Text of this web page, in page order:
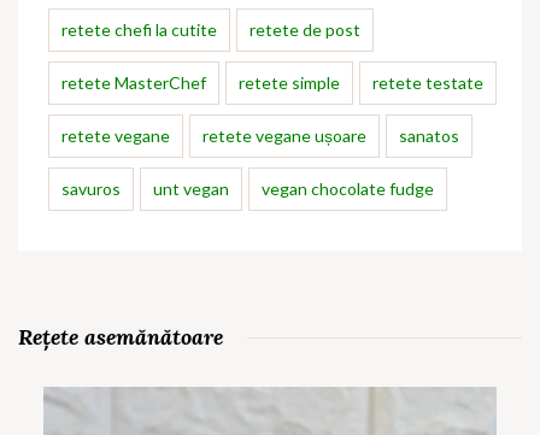
retete chefi la cutite retete de post
retete MasterChef retete simple retete testate
retete vegane retete vegane ușoare sanatos
savuros unt vegan vegan chocolate fudge
Rețete asemănătoare